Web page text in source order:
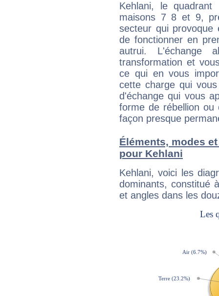
Kehlani, le
maisons 7 8 et 9,
secteur qui provoque
de fonctionner en
autrui. L'échange
transformation et
ce qui en vous
cette charge qui
d'échange qui vous
forme de rébellion ou
façon presque
Éléments, modes
pour Kehlani
Kehlani, voici les
dominants, constitué
et angles dans les